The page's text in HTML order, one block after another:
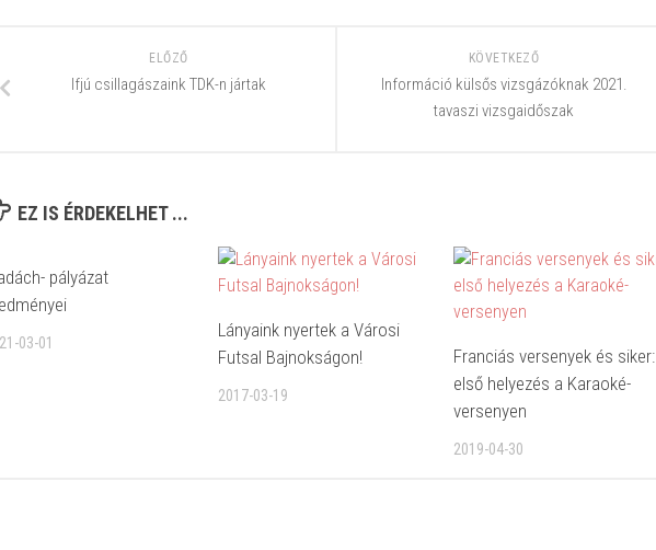
KÖVETKEZŐ
Információ külsős vizsgázóknak 2021.
tavaszi vizsgaidőszak
ELŐZŐ
Ifjú csillagászaink TDK-n jártak
EZ IS ÉRDEKELHET ...
pályázat
03-01
Lányaink nyertek a Városi
Futsal Bajnokságon!
2017-03-19
Franciás versenyek és siker:
első helyezés a Karaoké-
versenyen
2019-04-30